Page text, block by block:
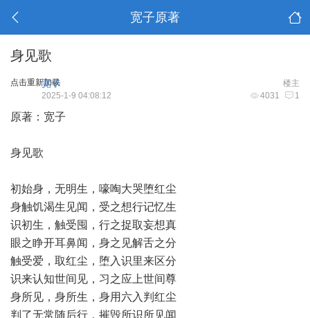
宽子原著
身见歌
点击重新加载 楼主
宽子
4031 1
2025-1-9 04:08:12
原著：宽子
身见歌
初始身，无明生，嚎啕大哭堕红尘
身触饥渴生见闻，受之想行记忆生
识初生，触受囤，行之捉取妄想真
眼之睁开耳鼻闻，身之见解舌之分
触受爱，取红尘，堕入识里来区分
识来认知世间见，习之应上世间尊
身所见，身所生，身用六入判红尘
判了无常随后行，摧毁所识所见闻